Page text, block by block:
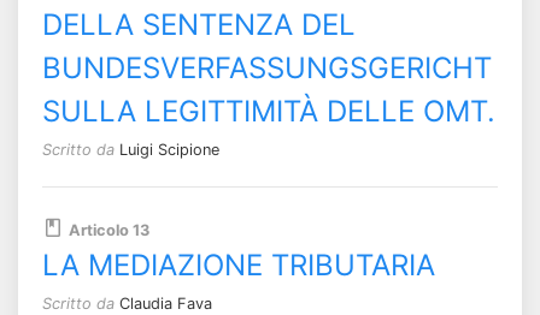
DELLA SENTENZA DEL
BUNDESVERFASSUNGSGERICHT
SULLA LEGITTIMITÀ DELLE OMT.
Scritto da Luigi Scipione
Articolo 13
LA MEDIAZIONE TRIBUTARIA
Scritto da Claudia Fava